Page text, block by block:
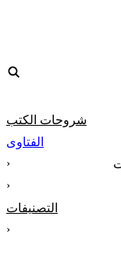
شروحات الكتب
الفتاوى
‹
‹
التصنيفات
‹